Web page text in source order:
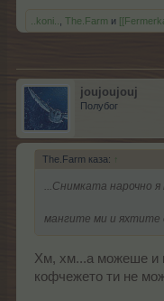
..koni.. The.Farm и
joujoujouj
Полубог
The.Farm каза: ↑
...Снимката нарочно я
мангите ми и яхтите
Хм, хм...а можеше и
кофчежето ти не